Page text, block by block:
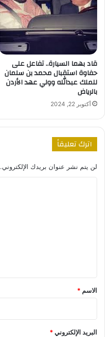
قاد بهما السيارة.. تفاعل على
حفاوة استقبال محمد بن سلمان
للملك عبدالله وولي عهد الأردن
بالرياض
أكتوبر 22, 2024
اترك تعليقاً
لن يتم نشر عنوان بريدك الإلكتروني.
*
الاسم *
البريد الإلكتروني*